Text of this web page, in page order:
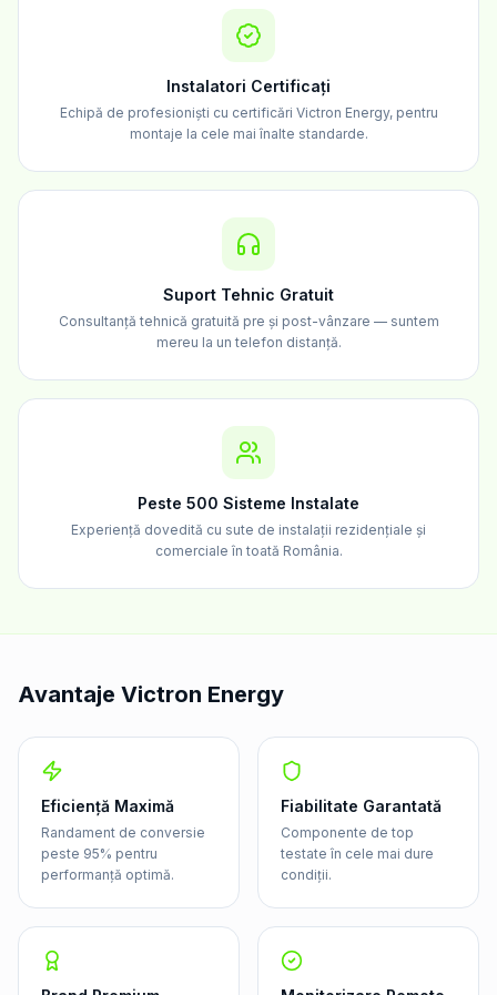
Instalatori Certificați
Echipă de profesioniști cu certificări Victron Energy, pentru
montaje la cele mai înalte standarde.
Suport Tehnic Gratuit
Consultanță tehnică gratuită pre și post-vânzare — suntem
mereu la un telefon distanță.
Peste 500 Sisteme Instalate
Experiență dovedită cu sute de instalații rezidențiale și
comerciale în toată România.
Avantaje Victron Energy
Eficiență Maximă
Randament de conversie
peste 95% pentru
performanță optimă.
Fiabilitate Garantată
Componente de top
testate în cele mai dure
condiții.